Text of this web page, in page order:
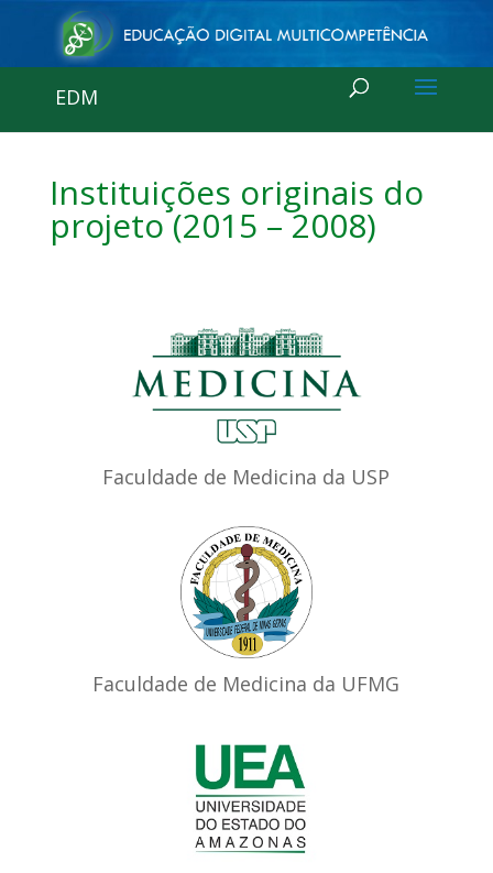
EDM
Instituições originais do
projeto (2015 – 2008)
Faculdade de Medicina da USP
Faculdade de Medicina da UFMG